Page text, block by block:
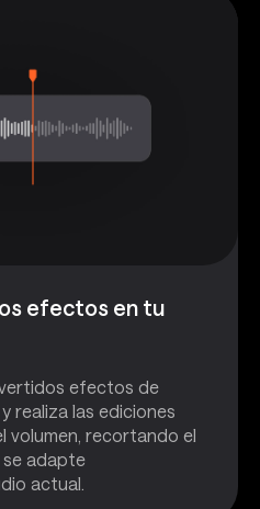
efectos en tu
efectos de
realiza las ediciones
volumen, recortando el
se adapte
actual.